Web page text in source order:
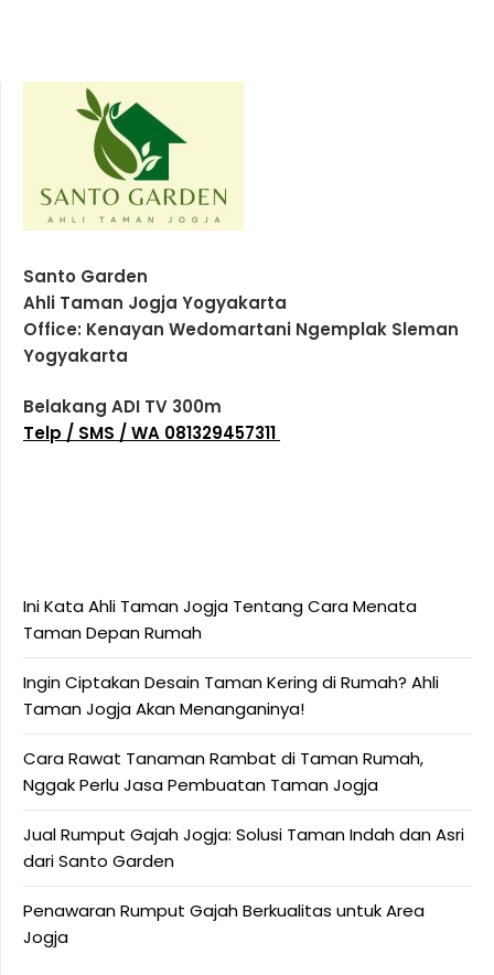
Santo Garden
Ahli Taman Jogja Yogyakarta
Office: Kenayan Wedomartani Ngemplak Sleman
Yogyakarta
Belakang ADI TV 300m
Telp / SMS / WA 081329457311
Ini Kata Ahli Taman Jogja Tentang Cara Menata
Taman Depan Rumah
Ingin Ciptakan Desain Taman Kering di Rumah? Ahli
Taman Jogja Akan Menanganinya!
Cara Rawat Tanaman Rambat di Taman Rumah,
Nggak Perlu Jasa Pembuatan Taman Jogja
Jual Rumput Gajah Jogja: Solusi Taman Indah dan Asri
dari Santo Garden
Penawaran Rumput Gajah Berkualitas untuk Area
Jogja